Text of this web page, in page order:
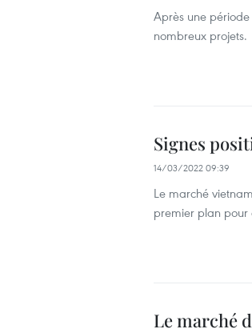
Après une
nombreux projets.
Signes
14/03/2022 09:39
Le marché
premier plan pour
Le marché